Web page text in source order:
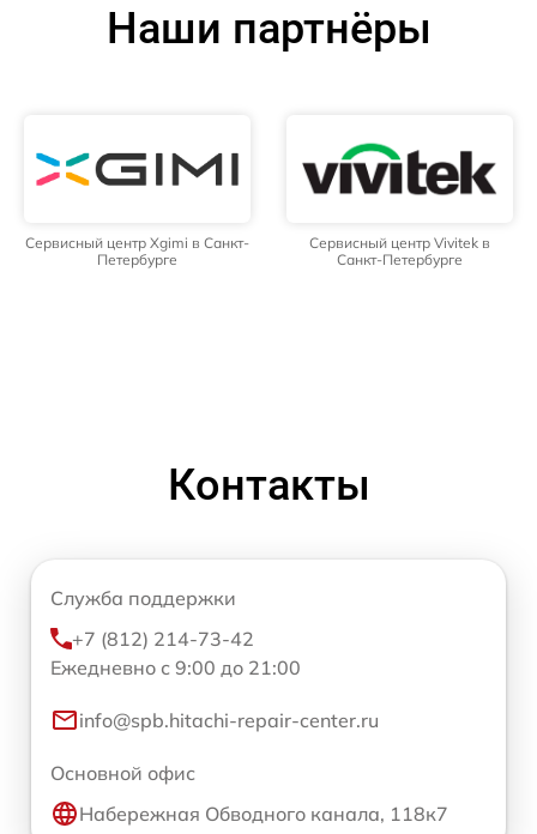
Наши партнёры
Сервисный центр Xgimi в Санкт-
Петербурге
Сервисный центр Vivitek в
Санкт-Петербурге
Контакты
Служба поддержки
+7 (812) 214-73-42
Ежедневно с 9:00 до 21:00
info@spb.hitachi-repair-center.ru
Основной офис
Набережная Обводного канала, 118к7